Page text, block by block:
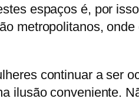
espaços é, por
metropolitanos,
continuar a ser
ilusão conveniente.